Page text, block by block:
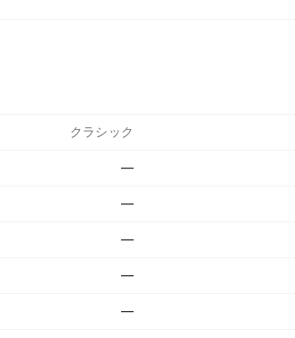
クラシック
—
—
—
—
—